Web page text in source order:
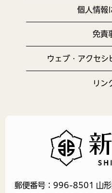
個人情報
免責
ウェブ・アクセシ
リン
郵便番号：996-8501 山